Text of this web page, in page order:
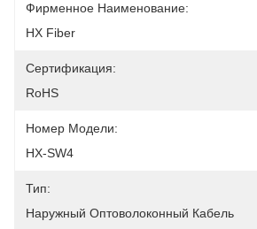
Фирменное Наименование:
HX Fiber
Сертификация:
RoHS
Номер Модели:
HX-SW4
Тип:
Наружный Оптоволоконный Кабель